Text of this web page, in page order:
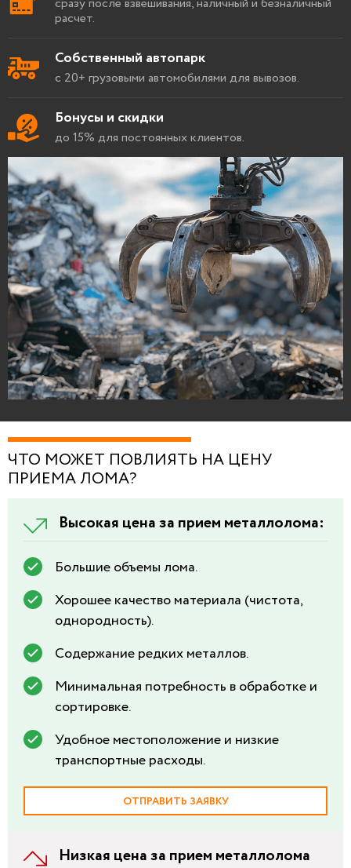
расчет.
Собственный автопарк
с 20+ грузовыми автомобилями для вывозов.
Бонусы и скидки
до 15% для постоянных клиентов.
ЧТО МОЖЕТ ПОВЛИЯТЬ НА ЦЕНУ
ПРИЕМА ЛОМА?
Высокая цена за прием металлолома:
Большие объемы лома.
Хорошее качество материала (чистота,
однородность).
Содержание редких металлов.
Минимальная потребность в обработке и
сортировке.
Удобное местоположение и низкие
транспортные расходы.
ОТПРАВИТЬ ЗАЯВКУ
Низкая цена за прием металлолома